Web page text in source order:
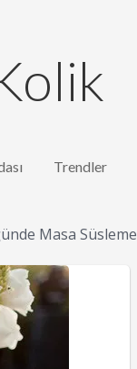
Trendler
Masa Süsleme